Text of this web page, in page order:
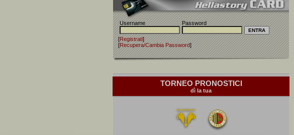
Username Password
[Registrati]
[Recupera/Cambia Password]
TORNEO PRONOSTICI
dì la tua